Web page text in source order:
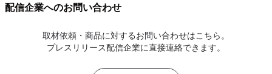
配信企業へのお問い合わせ
取材依頼・商品に対するお問い合わせはこちら。
プレスリリース配信企業に直接連絡できます。